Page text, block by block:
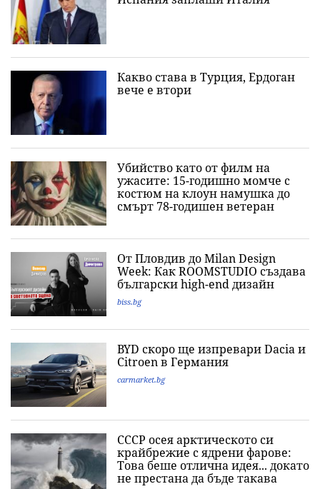
Какво става в Турция, Ердоган
вече е втори
Убийство като от филм на
ужасите: 15-годишно момче с
костюм на клоун намушка до
смърт 78-годишен ветеран
От Пловдив до Milan Design
Week: Как ROOMSTUDIO създава
български high-end дизайн
biss.bg
BYD скоро ще изпревари Dacia и
Citroеn в Германия
carmarket.bg
СССР осея арктическото си
крайбрежие с ядрени фарове:
Това беше отлична идея... докато
не престана да бъде такава